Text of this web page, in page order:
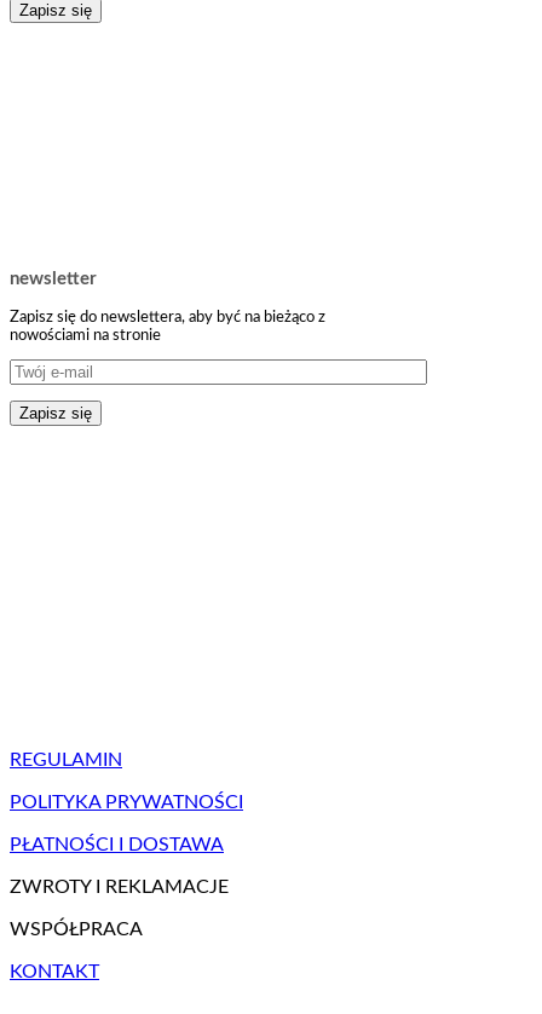
newsletter
Zapisz się do newslettera, aby być na bieżąco z
nowościami na stronie
REGULAMIN
POLITYKA PRYWATNOŚCI
PŁATNOŚCI I DOSTAWA
ZWROTY I REKLAMACJE
WSPÓŁPRACA
KONTAKT